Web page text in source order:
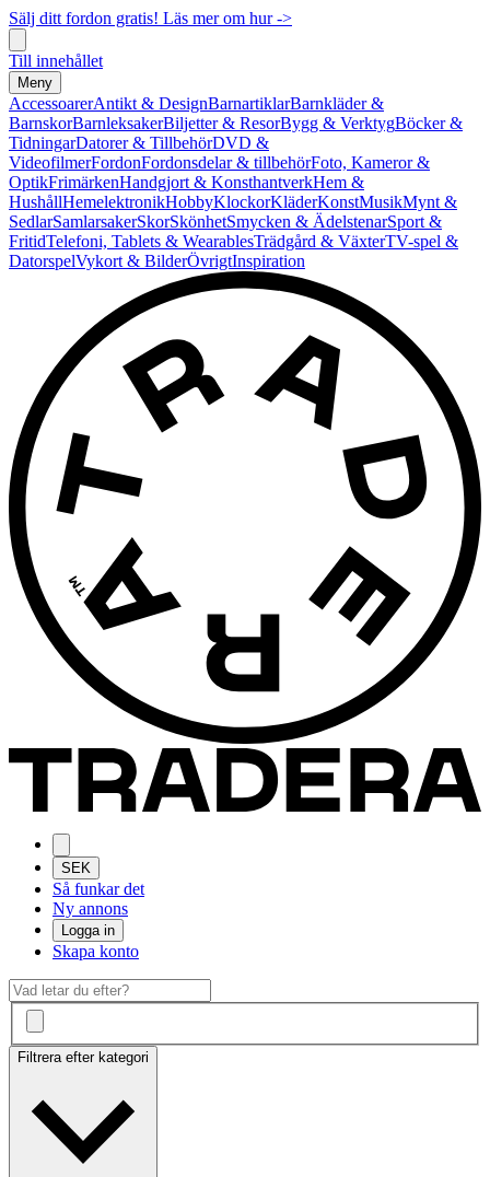
Sälj ditt fordon gratis! Läs mer om hur ->
Till innehållet
Meny
AccessoarerAntikt & DesignBarnartiklarBarnkläder &
BarnskorBarnleksakerBiljetter & ResorBygg & VerktygBöcker &
TidningarDatorer & TillbehörDVD &
VideofilmerFordonFordonsdelar & tillbehörFoto, Kameror &
OptikFrimärkenHandgjort & KonsthantverkHem &
HushållHemelektronikHobbyKlockorKläderKonstMusikMynt &
SedlarSamlarsakerSkorSkönhetSmycken & ÄdelstenarSport &
FritidTelefoni, Tablets & WearablesTrädgård & VäxterTV-spel &
DatorspelVykort & BilderÖvrigtInspiration
SEK
Så funkar det
Ny annons
Logga in
Skapa konto
Filtrera efter kategori